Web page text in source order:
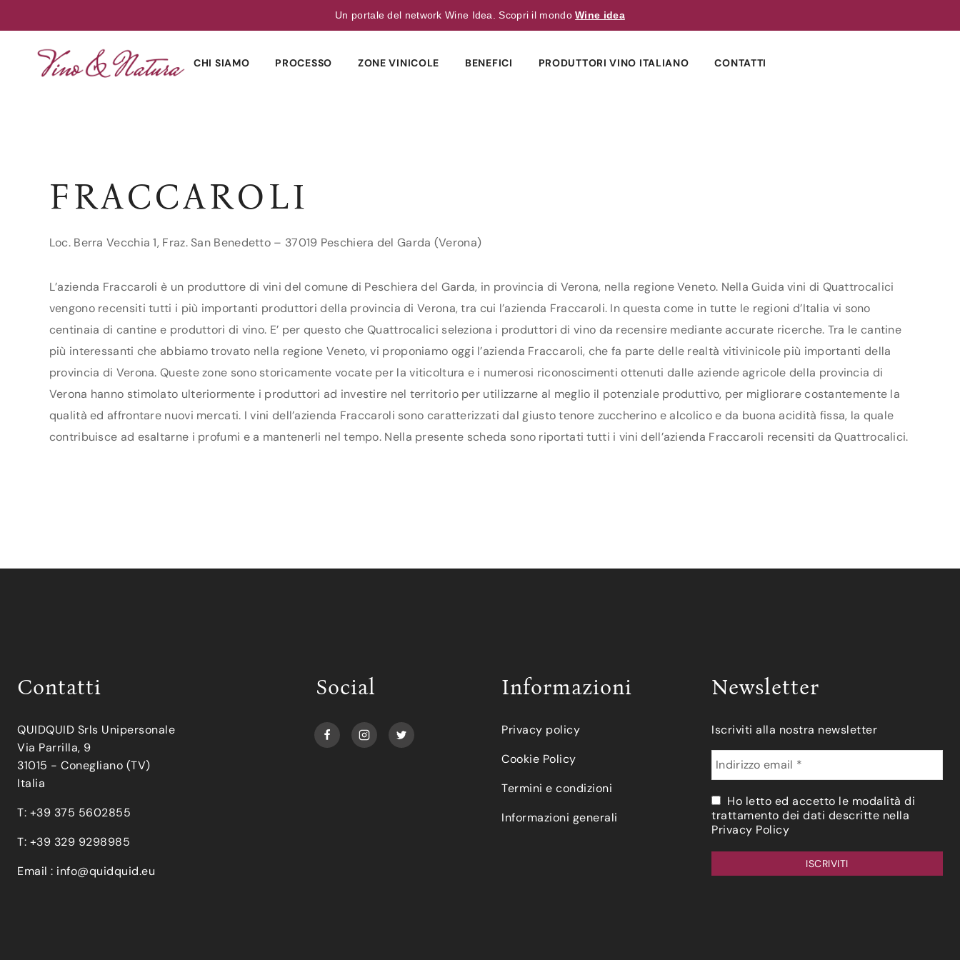
Un portale del network Wine Idea. Scopri il mondoWine idea
CHI SIAMO PROCESSO ZONE VINICOLE BENEFICI PRODUTTORI VINO ITALIANO CONTATTI
FRACCAROLI
Loc. Berra Vecchia 1, Fraz. San Benedetto – 37019 Peschiera del Garda (Verona)
L’azienda Fraccaroli è un produttore di vini del comune di Peschiera del Garda, in provincia di Verona, nella regione Veneto. Nella Guida vini di Quattrocalici
vengono recensiti tutti i più importanti produttori della provincia di Verona, tra cui l’azienda Fraccaroli. In questa come in tutte le regioni d’Italia vi sono
centinaia di cantine e produttori di vino. E’ per questo che Quattrocalici seleziona i produttori di vino da recensire mediante accurate ricerche. Tra le cantine
più interessanti che abbiamo trovato nella regione Veneto, vi proponiamo oggi l’azienda Fraccaroli, che fa parte delle realtà vitivinicole più importanti della
provincia di Verona. Queste zone sono storicamente vocate per la viticoltura e i numerosi riconoscimenti ottenuti dalle aziende agricole della provincia di
Verona hanno stimolato ulteriormente i produttori ad investire nel territorio per utilizzarne al meglio il potenziale produttivo, per migliorare costantemente la
qualità ed affrontare nuovi mercati. I vini dell’azienda Fraccaroli sono caratterizzati dal giusto tenore zuccherino e alcolico e da buona acidità fissa, la quale
contribuisce ad esaltarne i profumi e a mantenerli nel tempo. Nella presente scheda sono riportati tutti i vini dell’azienda Fraccaroli recensiti da Quattrocalici.
Contatti
QUIDQUID Srls Unipersonale
Via Parrilla, 9
31015 - Conegliano (TV)
Italia
T: +39 375 5602855
T: +39 329 9298985
Email : info@quidquid.eu
Social Informazioni
Privacy policy
Cookie Policy
Termini e condizioni
Informazioni generali
Newsletter
Iscriviti alla nostra newsletter
Ho letto ed accetto le modalità di
trattamento dei dati descritte nella
Privacy Policy